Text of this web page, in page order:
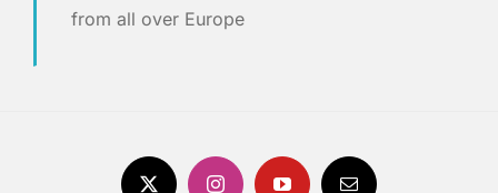
from all over Europe